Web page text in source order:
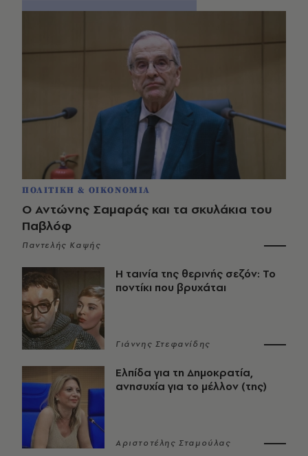
ΠΟΛΙΤΙΚΗ & ΟΙΚΟΝΟΜΙΑ
Ο Αντώνης Σαμαράς και τα σκυλάκια του
Παβλόφ
Παντελής Καψής
Η ταινία της θερινής σεζόν: Το
ποντίκι που βρυχάται
Γιάννης Στεφανίδης
Ελπίδα για τη Δημοκρατία,
ανησυχία για το μέλλον (της)
Αριστοτέλης Σταμούλας